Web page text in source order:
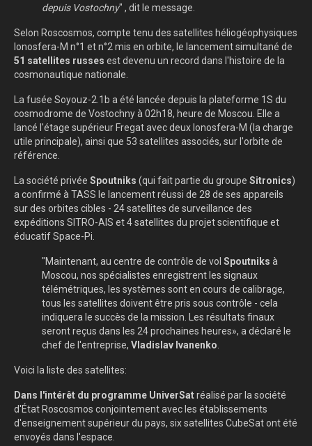
depuis Vostochny" , dit le message.
Selon Roscosmos, compte tenu des satellites héliogéophysiques
Ionosfera-M n°1 et n°2 mis en orbite, le lancement simultané de
51 satellites russes est devenu un record dans l'histoire de la
cosmonautique nationale.
La fusée Soyouz-2.1b a été lancée depuis la plateforme 1S du
cosmodrome de Vostochny à 02h18, heure de Moscou. Elle a
lancé l'étage supérieur Fregat avec deux Ionosfera-M (la charge
utile principale), ainsi que 53 satellites associés, sur l'orbite de
référence.
La société privée Spoutniks (qui fait partie du groupe Sitronics)
a confirmé à TASS le lancement réussi de 28 de ses appareils
sur des orbites cibles - 24 satellites de surveillance des
expéditions SITRO-AIS et 4 satellites du projet scientifique et
éducatif Space-Pi.
"Maintenant, au centre de contrôle de vol Spoutniks à
Moscou, nos spécialistes enregistrent les signaux
télémétriques, les systèmes sont en cours de calibrage,
tous les satellites doivent être pris sous contrôle - cela
indiquera le succès de la mission. Les résultats finaux
seront reçus dans les 24 prochaines heures», a déclaré le
chef de l'entreprise, Vladislav Ivanenko
Voici la liste des satellites:
Dans l'intérêt du programme UniverSatréalisé par la société
d'État Roscosmos conjointement avec les établissements
d'enseignement supérieur du pays, six satellites CubeSat ont été
envoyés dans l'espace.